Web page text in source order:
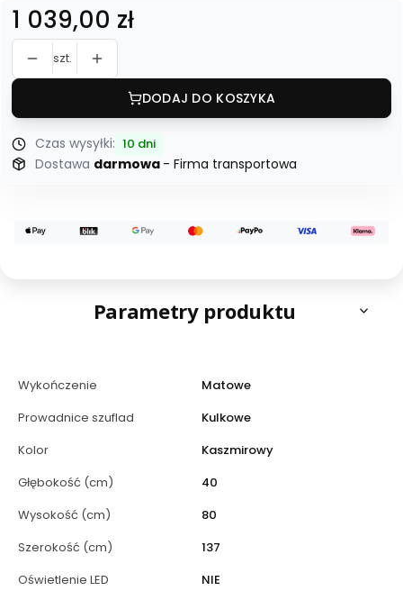
Cena
1 039,00 zł
szt.
DODAJ DO KOSZYKA
Czas wysyłki: 10 dni
Dostawa darmowa - Firma transportowa
Parametry produktu
Wykończenie
Matowe
Prowadnice szuflad
Kulkowe
Kolor
Kaszmirowy
Głębokość (cm)
40
Wysokość (cm)
80
Szerokość (cm)
137
Oświetlenie LED
NIE